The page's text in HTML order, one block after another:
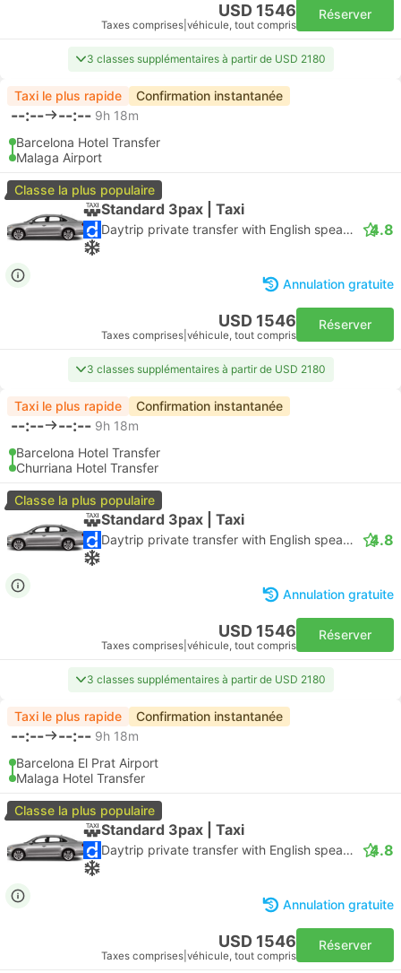
USD 1546
Taxes comprises véhicule, tout compris
Réserver
3 classes supplémentaires à partir de USD 2180
Taxi le plus rapide Confirmation instantanée
--:-- --:-- 9h 18m
Barcelona Hotel Transfer
Malaga Airport
Classe la plus populaire
Standard 3pax | Taxi
Daytrip private transfer with English speaking driver 4.8
Annulation gratuite
USD 1546
Taxes comprises véhicule, tout compris
Réserver
3 classes supplémentaires à partir de USD 2180
Taxi le plus rapide Confirmation instantanée
--:-- --:-- 9h 18m
Barcelona Hotel Transfer
Churriana Hotel Transfer
Classe la plus populaire
Standard 3pax | Taxi
Daytrip private transfer with English speaking driver 4.8
Annulation gratuite
USD 1546
Taxes comprises véhicule, tout compris
Réserver
3 classes supplémentaires à partir de USD 2180
Taxi le plus rapide Confirmation instantanée
--:-- --:-- 9h 18m
Barcelona El Prat Airport
Malaga Hotel Transfer
Classe la plus populaire
Standard 3pax | Taxi
Daytrip private transfer with English speaking driver 4.8
Annulation gratuite
USD 1546
Taxes comprises véhicule, tout compris
Réserver